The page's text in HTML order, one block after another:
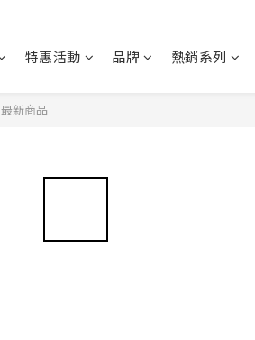
特惠活動 品牌 熱銷系列
最新商品